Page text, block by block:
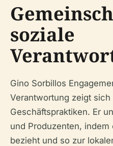
soziale
Gino Sorbillos
Verantwortung zeigt sich
Geschäftspraktiken. Er
und Produzenten, indem
bezieht und so zur